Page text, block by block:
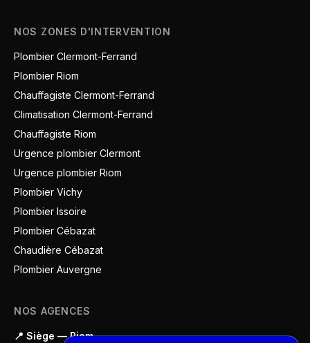
NOS ZONES D'INTERVENTION
Plombier Clermont-Ferrand
Plombier Riom
Chauffagiste Clermont-Ferrand
Climatisation Clermont-Ferrand
Chauffagiste Riom
Urgence plombier Clermont
Urgence plombier Riom
Plombier Vichy
Plombier Issoire
Plombier Cébazat
Chaudière Cébazat
Plombier Auvergne
NOS AGENCES
📍 Siège — Riom